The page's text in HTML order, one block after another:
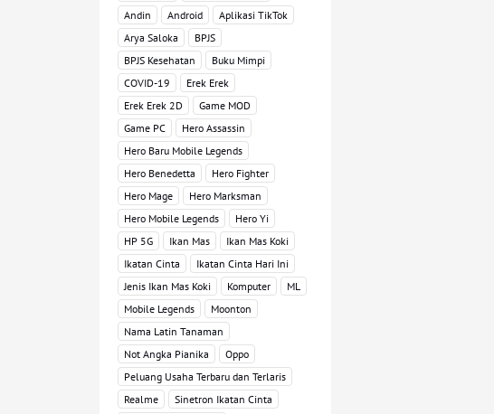
Andin
Android
Aplikasi TikTok
Arya Saloka
BPJS
BPJS Kesehatan
Buku Mimpi
COVID-19
Erek Erek
Erek Erek 2D
Game MOD
Game PC
Hero Assassin
Hero Baru Mobile Legends
Hero Benedetta
Hero Fighter
Hero Mage
Hero Marksman
Hero Mobile Legends
Hero Yi
HP 5G
Ikan Mas
Ikan Mas Koki
Ikatan Cinta
Ikatan Cinta Hari Ini
Jenis Ikan Mas Koki
Komputer
ML
Mobile Legends
Moonton
Nama Latin Tanaman
Not Angka Pianika
Oppo
Peluang Usaha Terbaru dan Terlaris
Realme
Sinetron Ikatan Cinta